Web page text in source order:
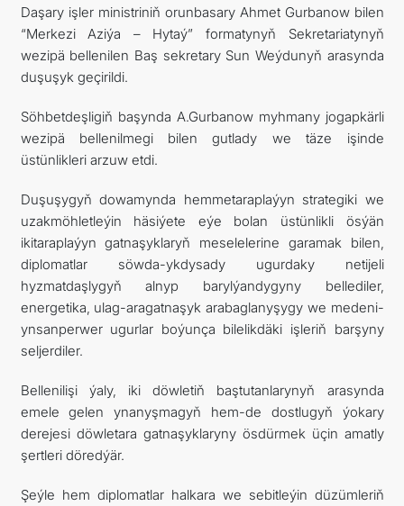
Daşary işler ministriniň orunbasary Ahmet Gurbanow bilen
“Merkezi Aziýa – Hytaý” formatynyň Sekretariatynyň
wezipä bellenilen Baş sekretary Sun Weýdunyň arasynda
duşuşyk geçirildi.
Söhbetdeşligiň başynda A.Gurbanow myhmany jogapkärli
wezipä bellenilmegi bilen gutlady we täze işinde
üstünlikleri arzuw etdi.
Duşuşygyň dowamynda hemmetaraplaýyn strategiki we
uzakmöhletleýin häsiýete eýe bolan üstünlikli ösýän
ikitaraplaýyn gatnaşyklaryň meselelerine garamak bilen,
diplomatlar söwda-ykdysady ugurdaky netijeli
hyzmatdaşlygyň alnyp barylýandygyny bellediler,
energetika, ulag-aragatnaşyk arabaglanyşygy we medeni-
ynsanperwer ugurlar boýunça bilelikdäki işleriň barşyny
seljerdiler.
Bellenilişi ýaly, iki döwletiň baştutanlarynyň arasynda
emele gelen ynanyşmagyň hem-de dostlugyň ýokary
derejesi döwletara gatnaşyklaryny ösdürmek üçin amatly
şertleri döredýär.
Şeýle hem diplomatlar halkara we sebitleýin düzümleriň